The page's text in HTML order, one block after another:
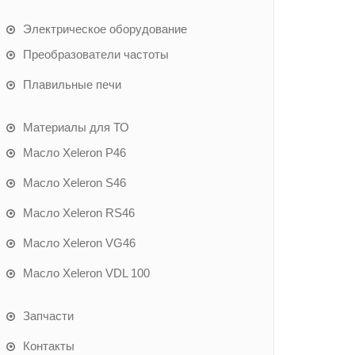
Электрическое оборудование
Преобразователи частоты
Плавильные печи
Материалы для ТО
Масло Xeleron P46
Масло Xeleron S46
Масло Xeleron RS46
Масло Xeleron VG46
Масло Xeleron VDL 100
Запчасти
Контакты